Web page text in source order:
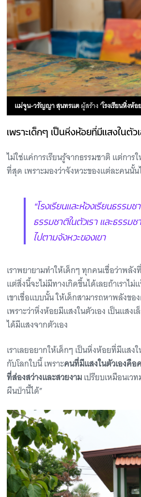
แม่จูน-วรัญญา สุนทรแตผู้สร้าง‘โรงเรียนหิ่งห้อ
เพราะเด็กๆ เป็นหิ่งห้อยที่มีแสงในตัว
ไม่ใช่แค่การเรียนรู้จากธรรมชาติ แต่การ
ที่สุด เพราะมองว่าจังหวะของแต่ละคนนั้
“โรงเรียนและห้องเรียนธรร
ธรรมชาติในตัวเรา และธรรม
ไปตามจังหวะของเขา
เราพยายามทำให้เด็กๆ ทุกคนเชื่อว่าพลั
แต่สิ่งนี้จะไม่มีทางเกิดขึ้นได้เลยถ้าเราไ
เขาเชื่อแบบนั้น ให้เด็กสามารถหาพลังข
เพราะว่าหิ่งห้อยมีแสงในตัวเอง เป็นแส
ได้มีแสงจากตัวเอง
เราเลยอยากให้เด็กๆ เป็นหิ่งห้อยที่มีแสง
กับโลกใบนี้ เพราะคนที่มีแสงในตัวเองคือ
ที่ส่องสว่างและสวยงามเปรียบเหมือนเ
ผืนป่านี้ได้”